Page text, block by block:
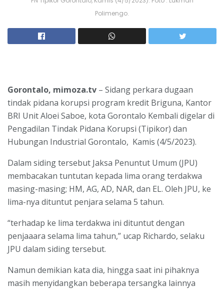
Polimengo.
Gorontalo, mimoza.tv – Sidang perkara dugaan
tindak pidana korupsi program kredit Briguna, Kantor
BRI Unit Aloei Saboe, kota Gorontalo Kembali digelar di
Pengadilan Tindak Pidana Korupsi (Tipikor) dan
Hubungan Industrial Gorontalo, Kamis (4/5/2023).
Dalam siding tersebut Jaksa Penuntut Umum (JPU)
membacakan tuntutan kepada lima orang terdakwa
masing-masing; HM, AG, AD, NAR, dan EL. Oleh JPU, ke
lima-nya dituntut penjara selama 5 tahun.
“terhadap ke lima terdakwa ini dituntut dengan
penjaaara selama lima tahun,” ucap Richardo, selaku
JPU dalam siding tersebut.
Namun demikian kata dia, hingga saat ini pihaknya
masih menyidangkan beberapa tersangka lainnya